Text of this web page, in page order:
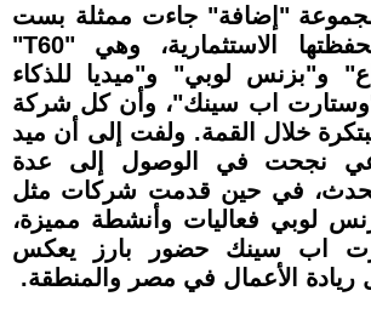
"إضافة" جاءت ممثلة بست
شركات من محفظتها الاستثمارية، وهي "T60"
و"بزنس لوبي" و"ميديا للذكاء
اب سينك"، وأن كل شركة
خلال القمة. ولفت إلى أن ميد
نجحت في الوصول إلى عدة
في حين قدمت شركات مثل
لوبي فعاليات وأنشطة مميزة،
اب سينك حضور بارز يعكس
ريادة الأعمال في مصر والمنطقة.